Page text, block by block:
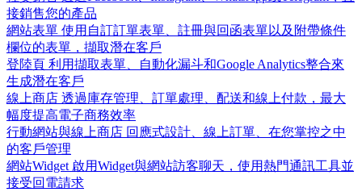
接銷售您的產品
網站表單 使用自訂訂單表單、註冊與回函表單以及附帶條件
欄位的表單，擷取潛在客戶
登陸頁 利用擷取表單、自動化漏斗和Google Analytics整合來
生成潛在客戶
線上商店 透過庫存管理、訂單處理、配送和線上付款，最大
幅度提高電子商務效率
行動網站與線上商店 回應式設計、線上訂單、在您掌控之中
的客戶管理
網站Widget 啟用Widget與網站訪客聊天，使用熱門通訊工具並
接受回電請求